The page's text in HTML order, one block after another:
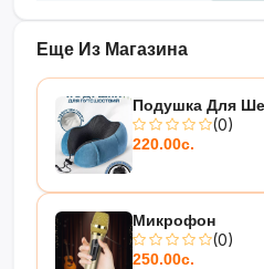
Еще Из Магазина
Подушка Для
(0)
220.00с.
Микрофон
(0)
250.00с.